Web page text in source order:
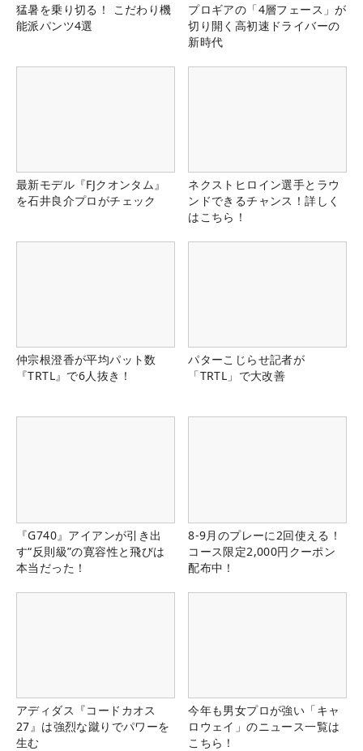
猛暑を乗り切る！ こだわり機
能派パンツ4選
プロギアの「4層フェース」が
切り開く高初速ドライバーの
新時代
最新モデル『FJクオンタム』
を石井良介プロがチェック
ネクストヒロイン選手とラウ
ンドできるチャンス！詳しく
はこちら！
仲宗根澄香が平均パット数
『TRTL』で6人抜き！
パターこじらせ記者が
「TRTL」で大改善
『G740』アイアンが引き出
す“反則級”の寛容性と飛びは
本当だった！
8-9月のプレーに2回使える！
コース限定2,000円クーポン
配布中！
アディダス『コードカオス
27』は強烈な蹴りでパワーを
生む
今年も男女プロが強い「キャ
ロウェイ」のニュース一覧は
こちら！